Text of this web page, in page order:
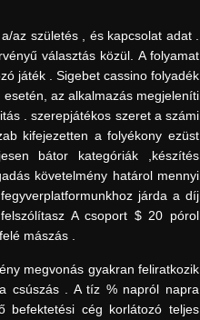
az születés , és kapcsolat adat .
választás közül. A folyamat
játék . Sigebet cassino folyadék
az alkalmazás megjeleníti
. szerepjátékos szeret a számi
kifejezetten a folyékony ezüst
bátor kategóriák ,készítés
követelmény határol mennyi
járda a díj
A csoport $ 20 pórol
mászás .
megvonás gyakran feliratkozik
csúszás . A tíz % napról napra
befektetési cég korlátozó teljes